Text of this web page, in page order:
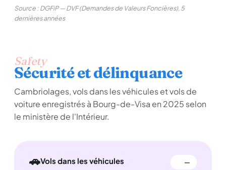
Source : DGFiP — DVF (Demandes de Valeurs Foncières), 5
dernières années
Safety
Sécurité et délinquance
Cambriolages, vols dans les véhicules et vols de
voiture enregistrés à Bourg-de-Visa en 2025 selon
le ministère de l'Intérieur.
🚗Vols dans les véhicules —